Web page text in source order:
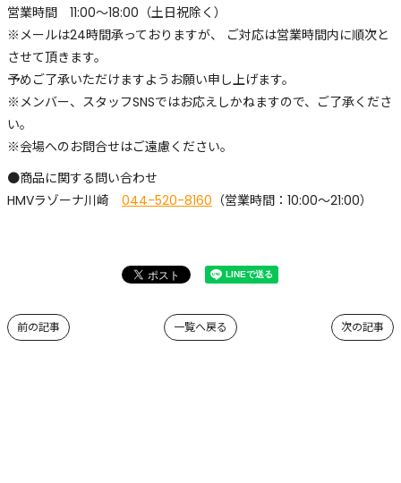
営業時間 11:00～18:00（土日祝除く）
※メールは24時間承っておりますが、 ご対応は営業時間内に順次と
させて頂きます。
予めご了承いただけますようお願い申し上げます。
※メンバー、スタッフSNSではお応えしかねますので、ご了承くださ
い。
※会場へのお問合せはご遠慮ください。
●商品に関する問い合わせ
HMVラゾーナ川崎 044-520-8160 （営業時間：10:00～21:00）
次の記事
一覧へ戻る
前の記事